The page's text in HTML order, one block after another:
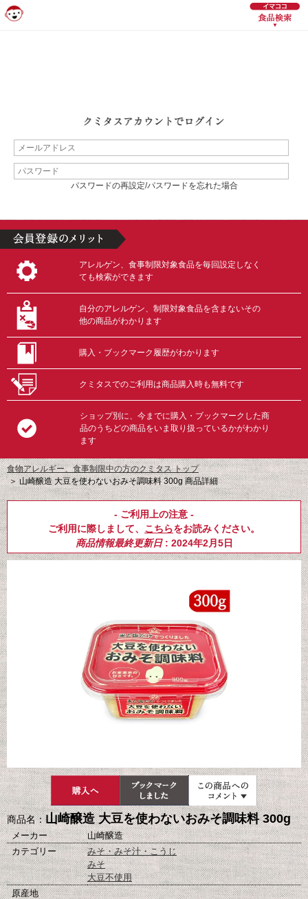
パスワードの再設定/パスワードを忘れた場合
アレルゲン、食事制限対象食品を毎回設定しなく
ても検索ができます
自分のアレルゲン、制限対象食品を含まないその
他の商品がわかります
購入・ブックマーク履歴がわかります
クミタスでのご利用は商品購入時も無料です
ショップ別に、今までに購入・ブックマークした商
品のうちどの商品をいま取り扱っているかがわかり
ます
食物アレルギー、食事制限中の方のクミタス トップ
＞山崎醸造 大豆を使わないおみそ調味料 300g 商品詳細
- ご利用上の注意 -
ご利用に際しまして、 こちらをお読みください。
商品情報最終更新日: 2024年2月5日
商品名：山崎醸造 大豆を使わないおみそ調味料 300g
メーカー
山崎醸造
カテゴリー
みそ・みそ汁・こうじ
みそ
大豆不使用
原産地